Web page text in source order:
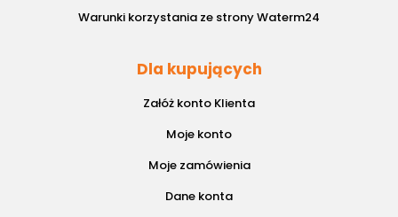
Warunki korzystania ze strony Waterm24
Dla kupujących
Załóż konto Klienta
Moje konto
Moje zamówienia
Dane konta